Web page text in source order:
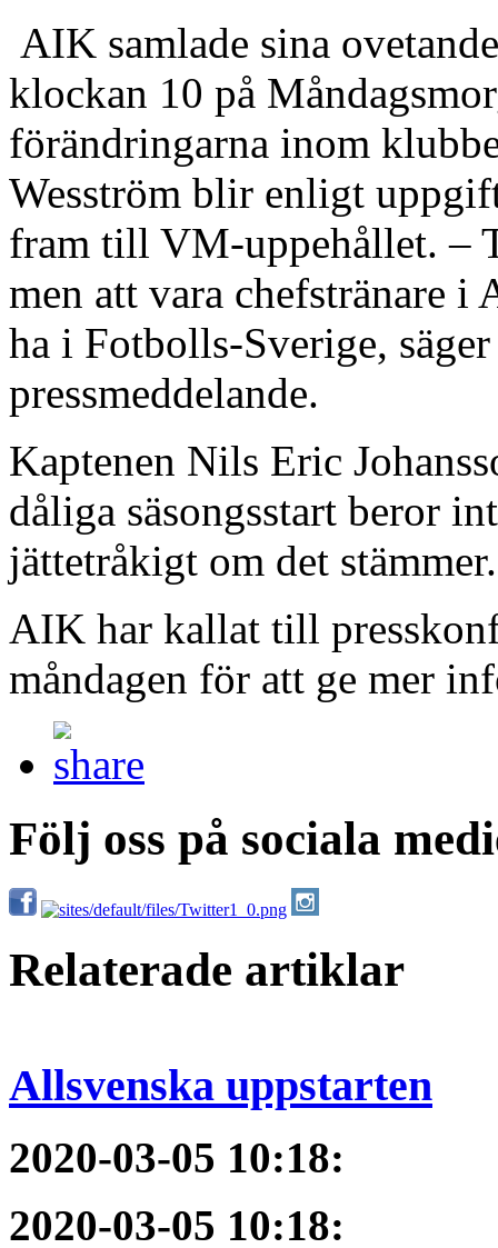
AIK samlade sina
klockan 10 på
förändringarna inom
Wesström blir enligt
fram till VM-uppehållet. –
men att vara chefstränare i
ha i Fotbolls-Sverige,
pressmeddelande.
Kaptenen Nils Eric
dåliga säsongsstart beror
jättetråkigt om det
AIK har kallat till
måndagen för att ge mer
Följ oss på sociala
Relaterade artiklar
Allsvenska uppstarten
2020-03-05 10:18:
2020-03-05 10:18: